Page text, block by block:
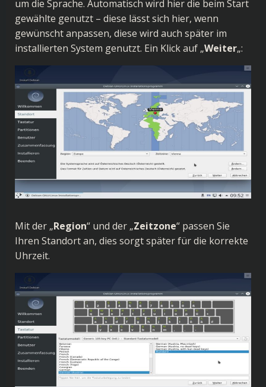
um die Sprache. Automatisch wird hier die beim Start
gewählte genutzt – diese lässt sich hier, wenn
gewünscht anpassen, diese wird auch später im
installierten System genutzt. Ein Klick auf „Weiter„:
Mit der „Region“ und der „Zeitzone“ passen Sie
Ihren Standort an, dies sorgt später für die korrekte
Uhrzeit.